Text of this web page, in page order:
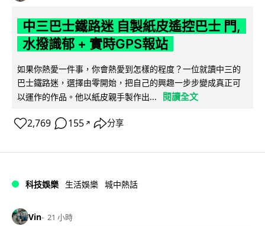
中三巴士鐵路迷 自製紙皮遙控巴士 門,
水撥識郁 + 實時GPS報站
如果你熱愛一件事，你會熱愛到怎樣的程度？一位就讀中三的
巴士鐵路迷，選擇由零開始，把自己的興趣一步步變成真正可
以運作的作品。他以紙皮親手製作出...
閱讀全文
2,769 155 ↗ 分享
科技娛樂 生活娛樂 城中熱話
Vin 21 小時